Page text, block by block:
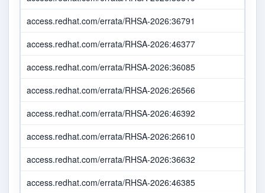
access.redhat.com/errata/RHSA-2026:36791
access.redhat.com/errata/RHSA-2026:46377
access.redhat.com/errata/RHSA-2026:36085
access.redhat.com/errata/RHSA-2026:26566
access.redhat.com/errata/RHSA-2026:46392
access.redhat.com/errata/RHSA-2026:26610
access.redhat.com/errata/RHSA-2026:36632
access.redhat.com/errata/RHSA-2026:46385